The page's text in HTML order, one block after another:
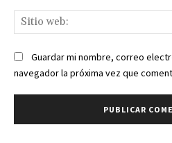
Guardar mi nombre, correo
navegador la próxima vez que